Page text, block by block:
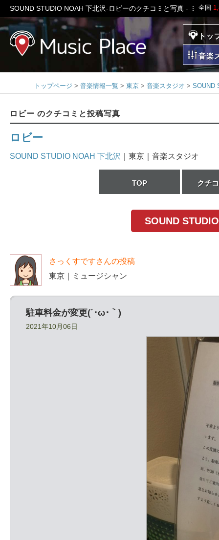
全国
SOUND STUDIO NOAH 下北沢-ロビーのクチコミと写真 - ミュー
ミュージックプレイ
トッ
音楽
トップページ 音楽情報一覧 東京 音楽スタジオ SOUND
ロビー のクチコミと投稿写真
ロビー
SOUND STUDIO NOAH 下北沢 ｜東京｜音楽スタジオ
TOP クチ
SOUND
さっくすですさんの投稿
東京｜ミュージシャン
駐車料金が変更(´･ω･｀)
2021年10月06日